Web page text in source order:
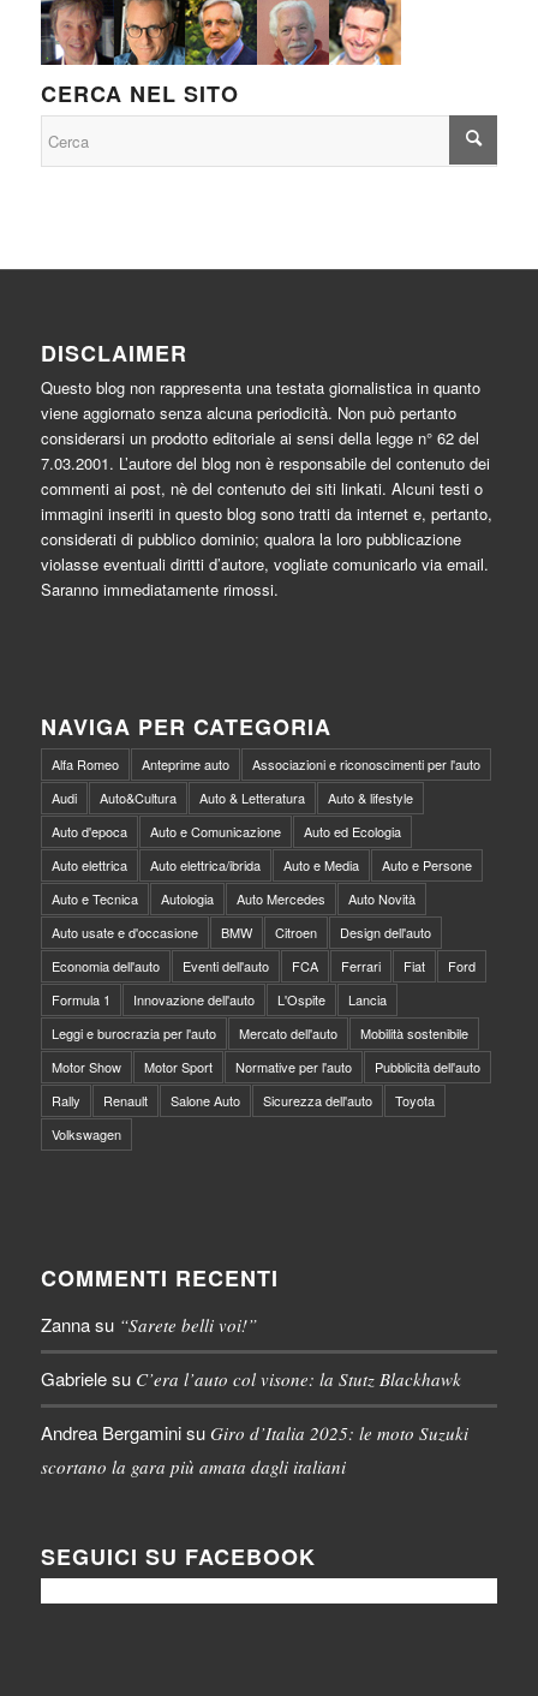
CERCA NEL SITO
DISCLAIMER
Questo blog non rappresenta una testata giornalistica in quanto
viene aggiornato senza alcuna periodicità. Non può pertanto
considerarsi un prodotto editoriale ai sensi della legge n° 62 del
7.03.2001. L’autore del blog non è responsabile del contenuto dei
commenti ai post, nè del contenuto dei siti linkati. Alcuni testi o
immagini inseriti in questo blog sono tratti da internet e, pertanto,
considerati di pubblico dominio; qualora la loro pubblicazione
violasse eventuali diritti d’autore, vogliate comunicarlo via email.
Saranno immediatamente rimossi.
NAVIGA PER CATEGORIA
Alfa Romeo Anteprime auto
Associazioni e riconoscimenti per l'auto
Audi
Auto&Cultura Auto & Letteratura
Auto & lifestyle
Auto d'epoca
Auto e Comunicazione
Auto ed Ecologia
Auto elettrica
Auto elettrica/ibrida Auto e Media
Auto e Persone
Auto e Tecnica
Autologia Auto Mercedes
Auto Novità
Auto usate e d'occasione
BMW Citroen
Design dell'auto
Economia dell'auto
Eventi dell'auto FCA Ferrari Fiat
Ford
Formula 1
Innovazione dell'auto L'Ospite
Lancia
Leggi e burocrazia per l'auto
Mercato dell'auto
Mobilità sostenibile
Motor Show
Motor Sport Normative per l'auto
Pubblicità dell'auto
Rally
Renault Salone Auto Sicurezza dell'auto
Toyota
Volkswagen
COMMENTI RECENTI
Zannasu “Sarete belli voi!”
Gabrielesu C’era l’auto col visone: la Stutz Blackhawk
Andrea Bergaminisu Giro d’Italia 2025: le moto Suzuki
scortano la gara più amata dagli italiani
SEGUICI SU FACEBOOK